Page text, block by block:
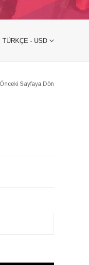
TÜRKÇE - USD
Sayfaya Dön